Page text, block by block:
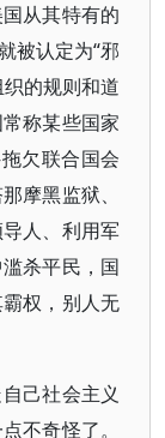
从其特有的
被认定为“邪
的规则和道
称某些国家
欠联合国会
摩黑监狱、
人、利用军
杀平民，国
权，别人无
己社会主义
不奇怪了。